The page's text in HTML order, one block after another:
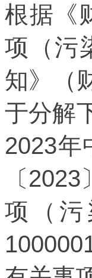
根据《
项（污
知》（
于分解
2023年
〔
项（